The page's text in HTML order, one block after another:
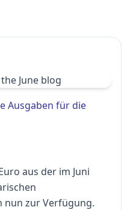
Ausgaben für die
aus der im Juni
nun zur Verfügung.